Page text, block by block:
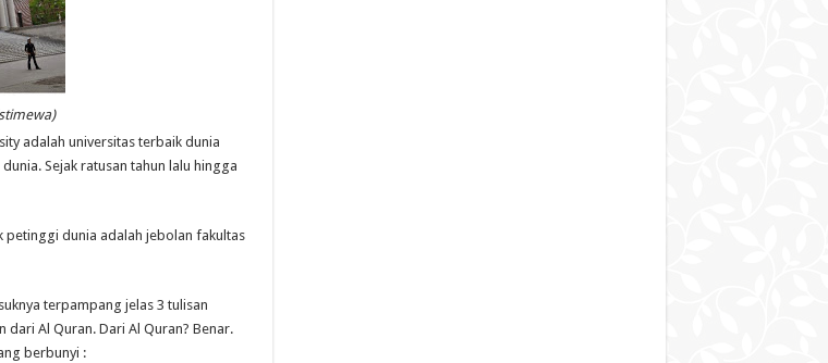
adalah universitas terbaik dunia
Sejak ratusan tahun lalu hingga
petinggi dunia adalah jebolan fakultas
terpampang jelas 3 tulisan
Al Quran. Dari Al Quran? Benar.
berbunyi :